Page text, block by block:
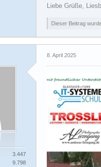
Liebe Grüße,
Dieser Beitrag
3.447
9.798
8. April 2025